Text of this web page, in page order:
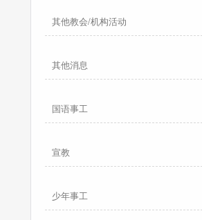
其他教会/机构活动
其他消息
国语事工
宣教
少年事工